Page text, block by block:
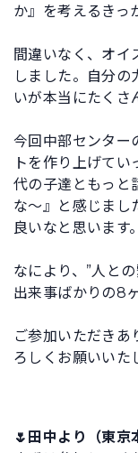
か』を考えるきっ
間違いなく、オイ
しました。自分
いが本当にたくさ
今回中部センター
トを作り上げて
代の子達ともっと
な〜』と感じまし
良いなと思います
なにより、”人と
出来事ばかりの8
ご参加いただきあ
ろしくお願いいた
🌷田中より（東京